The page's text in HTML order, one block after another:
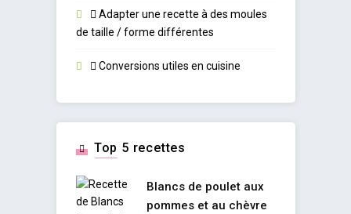
Adapter une recette à des moules
de taille / forme différentes
Conversions utiles en cuisine
Top 5 recettes
Blancs de poulet aux
pommes et au chèvre